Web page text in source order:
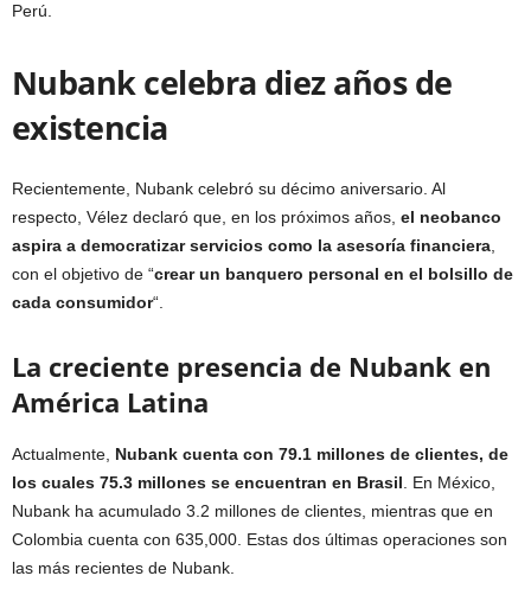
Perú.
Nubank celebra diez años de
existencia
Recientemente, Nubank celebró su décimo aniversario. Al
respecto, Vélez declaró que, en los próximos años, el neobanco
aspira a democratizar servicios como la asesoría financiera,
con el objetivo de “crear un banquero personal en el bolsillo de
cada consumidor“.
La creciente presencia de Nubank en
América Latina
Actualmente, Nubank cuenta con 79.1 millones de clientes, de
los cuales 75.3 millones se encuentran en Brasil. En México,
Nubank ha acumulado 3.2 millones de clientes, mientras que en
Colombia cuenta con 635,000. Estas dos últimas operaciones son
las más recientes de Nubank.